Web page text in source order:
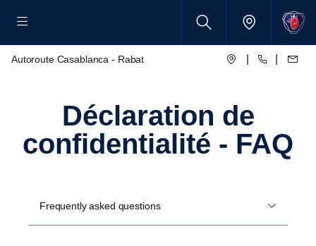
Autoroute Casablanca - Rabat
Déclaration de
confidentialité - FAQ
Frequently asked questions